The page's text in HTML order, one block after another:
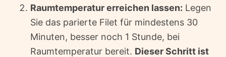
Raumtemperatur erreichen lassen: Legen
Sie das parierte Filet für mindestens 30
Minuten, besser noch 1 Stunde, bei
Raumtemperatur bereit. Dieser Schritt ist